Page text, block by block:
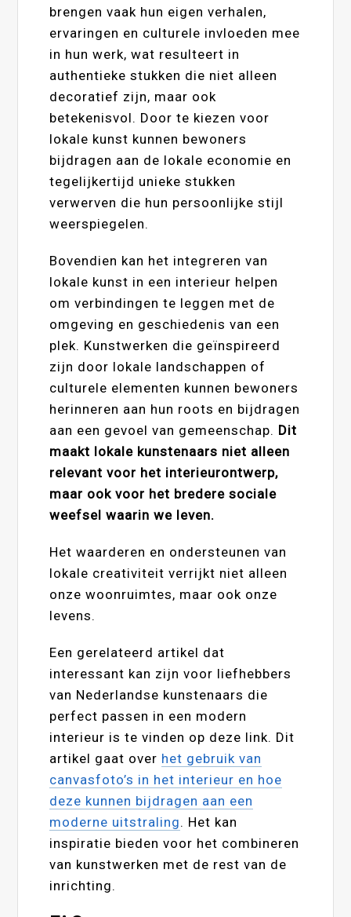
brengen vaak hun eigen verhalen,
ervaringen en culturele invloeden mee
in hun werk, wat resulteert in
authentieke stukken die niet alleen
decoratief zijn, maar ook
betekenisvol. Door te kiezen voor
lokale kunst kunnen bewoners
bijdragen aan de lokale economie en
tegelijkertijd unieke stukken
verwerven die hun persoonlijke stijl
weerspiegelen.
Bovendien kan het integreren van
lokale kunst in een interieur helpen
om verbindingen te leggen met de
omgeving en geschiedenis van een
plek. Kunstwerken die geïnspireerd
zijn door lokale landschappen of
culturele elementen kunnen bewoners
herinneren aan hun roots en bijdragen
aan een gevoel van gemeenschap. Dit
maakt lokale kunstenaars niet alleen
relevant voor het interieurontwerp,
maar ook voor het bredere sociale
weefsel waarin we leven.
Het waarderen en ondersteunen van
lokale creativiteit verrijkt niet alleen
onze woonruimtes, maar ook onze
levens.
Een gerelateerd artikel dat
interessant kan zijn voor liefhebbers
van Nederlandse kunstenaars die
perfect passen in een modern
interieur is te vinden op deze link. Dit
artikel gaat over het gebruik van
canvasfoto’s in het interieur en hoe
deze kunnen bijdragen aan een
moderne uitstraling. Het kan
inspiratie bieden voor het combineren
van kunstwerken met de rest van de
inrichting.